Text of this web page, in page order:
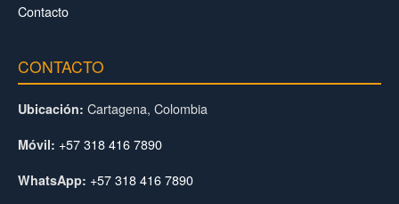
Contacto
CONTACTO
Ubicación: Cartagena, Colombia
Móvil: +57 318 416 7890
WhatsApp: +57 318 416 7890